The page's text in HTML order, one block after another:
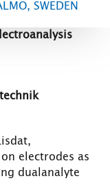
Moodle
English
SWEDEN
electrodes as
dualanalyte